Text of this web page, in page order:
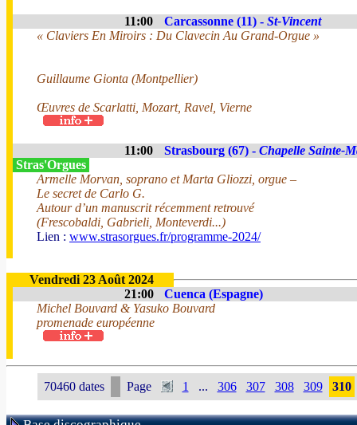
11:00 Carcassonne (11) - St-Vincent
« Claviers En Miroirs : Du Clavecin Au Grand-Orgue »
Guillaume Gionta (Montpellier)
Œuvres de Scarlatti, Mozart, Ravel, Vierne
11:00 Strasbourg (67) - Chapelle Sainte-
Stras'Orgues
Armelle Morvan, soprano et Marta Gliozzi, orgue –
Le secret de Carlo G.
Autour d’un manuscrit récemment retrouvé
(Frescobaldi, Gabrieli, Monteverdi...)
Lien : www.strasorgues.fr/programme-2024/
Vendredi 23 Août 2024
21:00
Cuenca (Espagne)
Michel Bouvard & Yasuko Bouvard
promenade européenne
70460 dates Page 1 ... 306 307 308 309 310